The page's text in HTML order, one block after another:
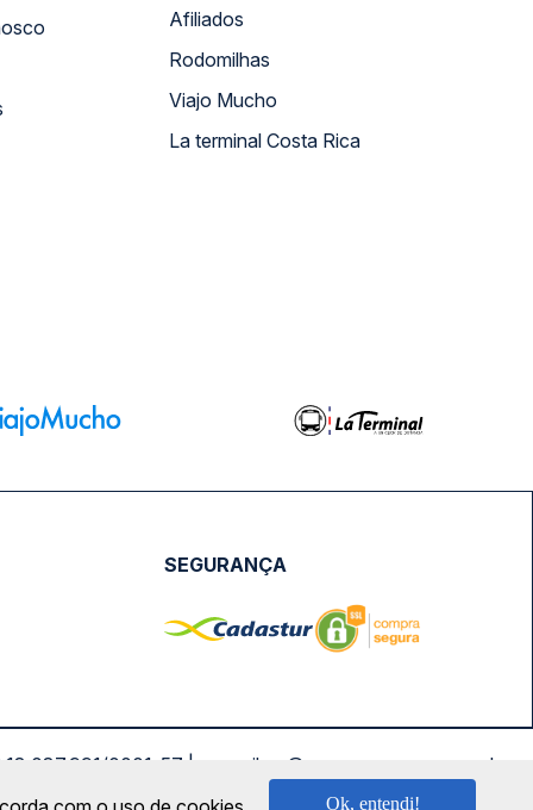
Afiliados
Rodomilhas
Viajo Mucho
La terminal Costa Rica
SEGURANÇA
0001-57 | saconibus@queropassagem.com.br
Ok, entendi!